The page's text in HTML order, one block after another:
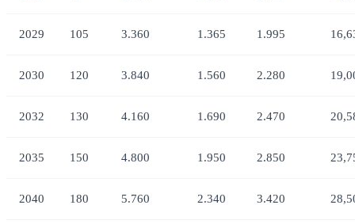
2029 105 3.360 1.365 1.995
2030 120 3.840 1.560 2.280
2032 130 4.160 1.690 2.470
2035 150 4.800 1.950 2.850
2040 180 5.760 2.340 3.420